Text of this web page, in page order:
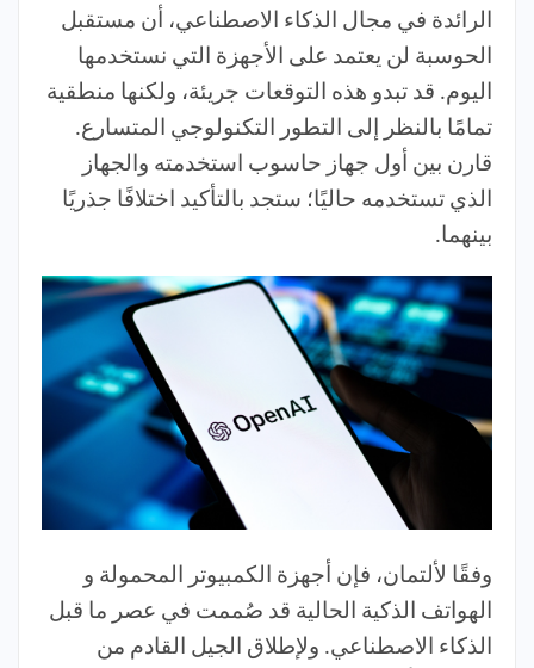
الرائدة في مجال الذكاء الاصطناعي، أن مستقبل
الحوسبة لن يعتمد على الأجهزة التي نستخدمها
اليوم. قد تبدو هذه التوقعات جريئة، ولكنها منطقية
تمامًا بالنظر إلى التطور التكنولوجي المتسارع.
قارن بين أول جهاز حاسوب استخدمته والجهاز
الذي تستخدمه حاليًا؛ ستجد بالتأكيد اختلافًا جذريًا
بينهما.
وفقًا لألتمان، فإن أجهزة الكمبيوتر المحمولة و
الهواتف الذكية الحالية قد صُممت في عصر ما قبل
الذكاء الاصطناعي. ولإطلاق الجيل القادم من